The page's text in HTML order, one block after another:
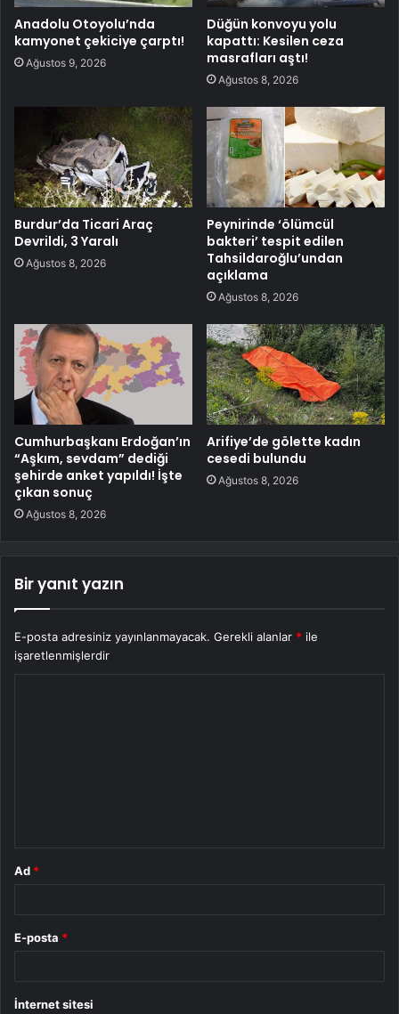
Anadolu Otoyolu’nda
kamyonet çekiciye çarptı!
Ağustos 9, 2026
Düğün konvoyu yolu
kapattı: Kesilen ceza
masrafları aştı!
Ağustos 8, 2026
Burdur’da Ticari Araç
Devrildi, 3 Yaralı
Ağustos 8, 2026
Peynirinde ‘ölümcül
bakteri’ tespit edilen
Tahsildaroğlu’undan
açıklama
Ağustos 8, 2026
Cumhurbaşkanı Erdoğan’ın
“Aşkım, sevdam” dediği
şehirde anket yapıldı! İşte
çıkan sonuç
Ağustos 8, 2026
Arifiye’de gölette kadın
cesedi bulundu
Ağustos 8, 2026
Bir yanıt yazın
E-posta adresiniz yayınlanmayacak. Gerekli alanlar * ile
işaretlenmişlerdir
Ad *
E-posta *
İnternet sitesi